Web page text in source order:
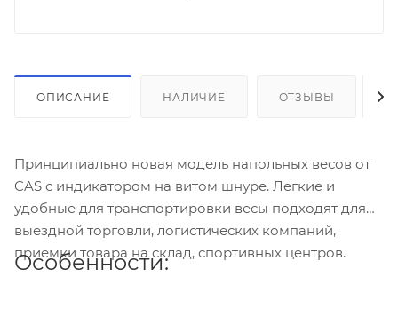
ОПИСАНИЕ НАЛИЧИЕ ОТЗЫВЫ
Принципиально новая модель напольных весов от
CAS с индикатором на витом шнуре. Легкие и
удобные для транспортировки весы подходят для
выездной торговли, логистических компаний,
приемки товара на склад, спортивных центров.
Особенности: